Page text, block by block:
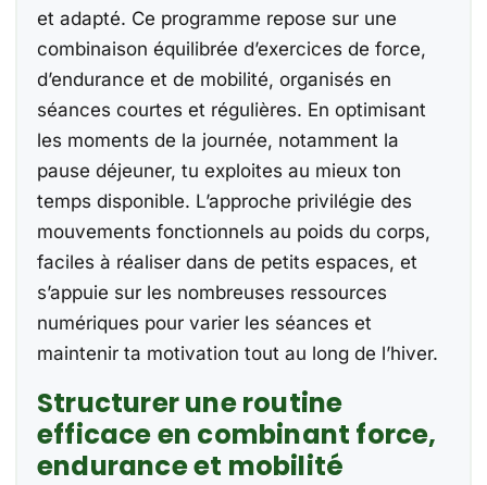
et adapté. Ce programme repose sur une
combinaison équilibrée d’exercices de force,
d’endurance et de mobilité, organisés en
séances courtes et régulières. En optimisant
les moments de la journée, notamment la
pause déjeuner, tu exploites au mieux ton
temps disponible. L’approche privilégie des
mouvements fonctionnels au poids du corps,
faciles à réaliser dans de petits espaces, et
s’appuie sur les nombreuses ressources
numériques pour varier les séances et
maintenir ta motivation tout au long de l’hiver.
Structurer une routine
efficace en combinant force,
endurance et mobilité